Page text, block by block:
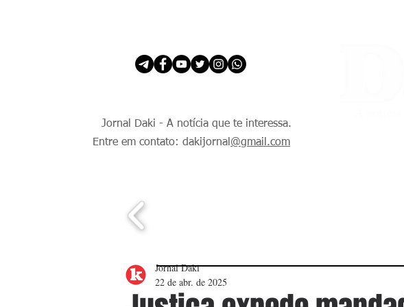
Jornal Daki - A notícia que te interessa.
Entre em contato: dakijornal @gmail.com
Jornal Daki
22 de abr. de 2025